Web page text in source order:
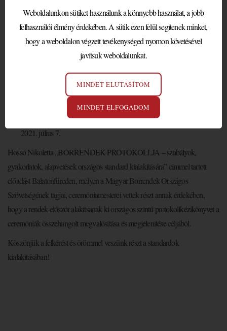
SZAKMAI ELŐADÁS A
BORRENDEK ORSZÁGOS
SZÖVETSÉGE RÉSZÉRE
Felkérést kaptunk a MBOSZ elnökétől protokollelőadás megtartására
július 7.
Hossó Nikoletta „BORRENDEK PROTOKOLLJA – szabályok,
gyakorlatok, alapvetések országos standard kialakítására” címmel tartott
előadást Balatonfüreden, melyen a Magyar Borrendek Országos
Szövetségének tagjai, ceremóniamesterei vettek részt annak érdekében,
hogy a rendek először alakítsanak ki országos szintű protokollkézikönyvet a
ceremóniák összehangolt megvalósítása és megjelenítése céljából.
Köszönjük a felkérést és örömmel veszünk részt a standardok
kialakításában!
Weboldalunkon sütiket használunk a könnyebb használat, a jobb
felhasználói élmény érdekében. A sütik ezen felül segítenek minket,
hogy a weboldalon végzett tevékenységed nyomon követésével
javítsuk weboldalunkat.
MINDET ELUTASÍTOM
MINDET ELFOGADOM